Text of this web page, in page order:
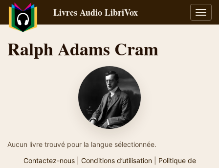
la
Livres Audio LibriVox
Ralph Adams Cram
Aucun livre trouvé pour la langue sélectionnée.
Contactez-nous| Conditions d’utilisation| Politique de